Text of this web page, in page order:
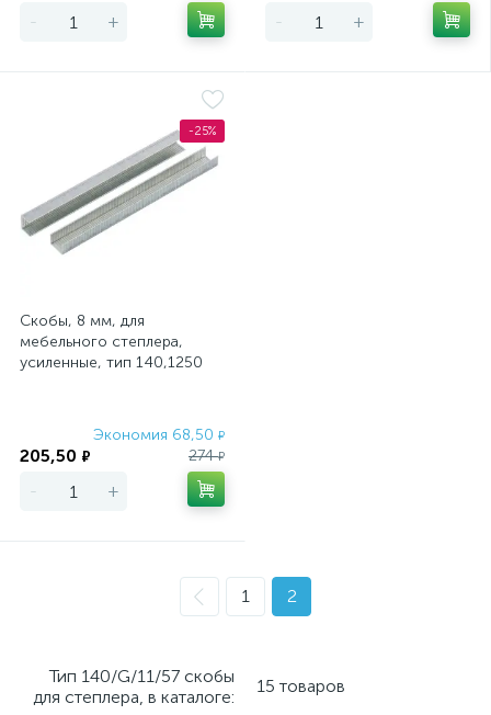
- + - +
-25%
Скобы, 8 мм, для
мебельного степлера,
усиленные, тип 140,1250
Экономия 68,50 ₽
205,50 ₽ 274₽
- +
1 2
Тип 140/G/11/57 скобы
для степлера, в каталоге:
15 товаров